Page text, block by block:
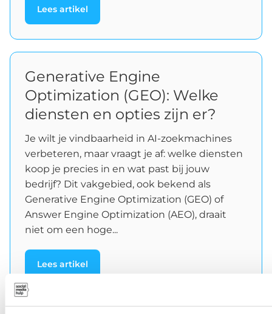
Lees artikel
Generative Engine
Optimization (GEO): Welke
diensten en opties zijn er?
Je wilt je vindbaarheid in AI-zoekmachines
verbeteren, maar vraagt je af: welke diensten
koop je precies in en wat past bij jouw
bedrijf? Dit vakgebied, ook bekend als
Generative Engine Optimization (GEO) of
Answer Engine Optimization (AEO), draait
niet om een hoge...
Lees artikel